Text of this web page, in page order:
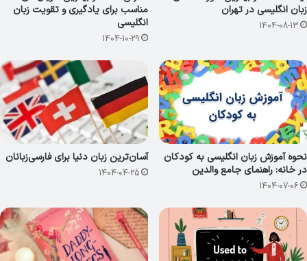
زبان انگلیسی در تهران
1404-08-13
مناسب برای یادگیری و تقویت زبان
انگلیسی
1404-10-29
نحوه آموزش زبان انگلیسی به کودکان
در خانه: راهنمای جامع والدین
1404-07-06
آسان‌ترین زبان دنیا برای فارسی‌زبانان
1404-04-25